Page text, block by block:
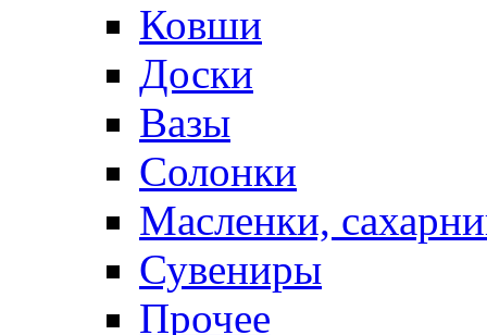
Ковши
Доски
Вазы
Солонки
Масленки,
Сувениры
Прочее